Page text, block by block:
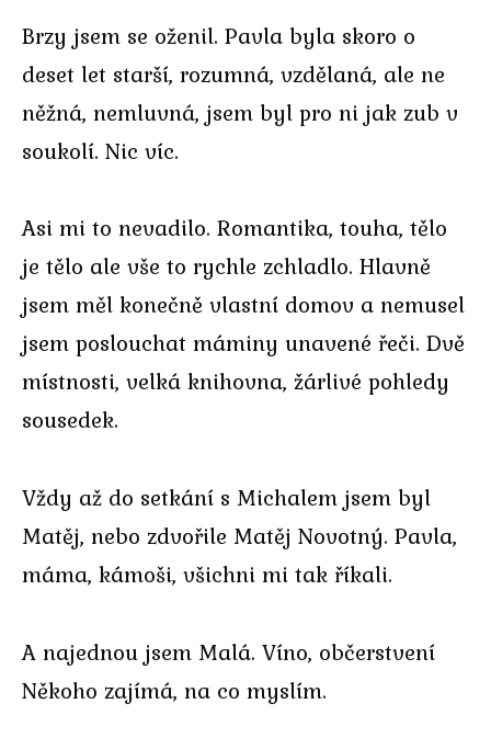
Brzy jsem se oženil. Pavla byla skoro o
deset let starší, rozumná, vzdělaná, ale ne
něžná, nemluvná, jsem byl pro ni jak zub v
soukolí. Nic víc.
Asi mi to nevadilo. Romantika, touha, tělo
je tělo ale vše to rychle zchladlo. Hlavně
jsem měl konečně vlastní domov a nemusel
jsem poslouchat máminy unavené řeči. Dvě
místnosti, velká knihovna, žárlivé pohledy
sousedek.
Vždy až do setkání s Michalem jsem byl
Matěj, nebo zdvořile Matěj Novotný. Pavla,
máma, kámoši, všichni mi tak říkali.
A najednou jsem Malá. Víno, občerstvení
Někoho zajímá, na co myslím.